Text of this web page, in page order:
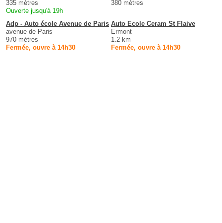
335 mètres
Ouverte jusqu'à 19h
380 mètres
Adp - Auto école Avenue de Paris
avenue de Paris
970 mètres
Fermée, ouvre à 14h30
Auto Ecole Ceram St Flaive
Ermont
1.2 km
Fermée, ouvre à 14h30